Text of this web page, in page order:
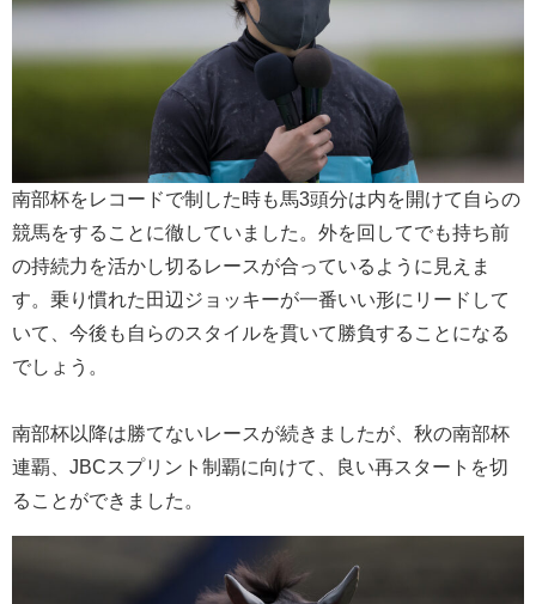
南部杯をレコードで制した時も馬3頭分は内を開けて自らの
競馬をすることに徹していました。外を回してでも持ち前
の持続力を活かし切るレースが合っているように見えま
す。乗り慣れた田辺ジョッキーが一番いい形にリードして
いて、今後も自らのスタイルを貫いて勝負することになる
でしょう。
南部杯以降は勝てないレースが続きましたが、秋の南部杯
連覇、JBCスプリント制覇に向けて、良い再スタートを切
ることができました。